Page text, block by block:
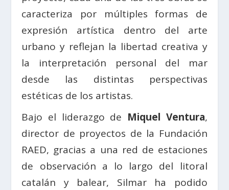
caracteriza por múltiples formas de
expresión artística dentro del arte
urbano y reflejan la libertad creativa y
la interpretación personal del mar
desde las distintas perspectivas
estéticas de los artistas.
Bajo el liderazgo de Miquel Ventura,
director de proyectos de la Fundación
RAED, gracias a una red de estaciones
de observación a lo largo del litoral
catalán y balear, Silmar ha podido